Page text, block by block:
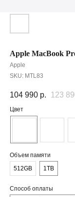
Apple MacBook
Apple
SKU: MTL83
104 990 р. 123
Цвет
Объем памяти
512GB
1TB
Способ оплаты